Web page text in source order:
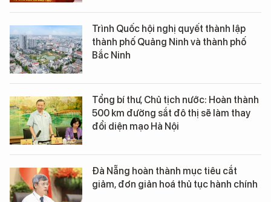
Trình Quốc hội nghị quyết thành lập
thành phố Quảng Ninh và thành phố
Bắc Ninh
Tổng bí thư, Chủ tịch nước: Hoàn thành
500 km đường sắt đô thị sẽ làm thay
đổi diện mạo Hà Nội
Đà Nẵng hoàn thành mục tiêu cắt
giảm, đơn giản hoá thủ tục hành chính